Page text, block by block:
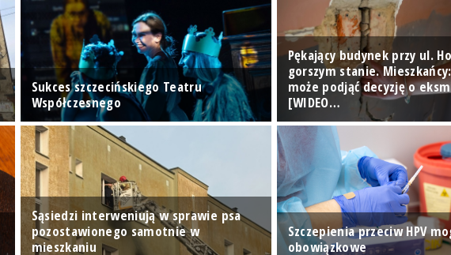
Sukces szczecińskiego Teatru
Współczesnego
Pękający budynek przy ul.
gorszym stanie.
może podjąć decyzję o
[WIDEO…
Sąsiedzi interweniują w sprawie psa
pozostawionego samotnie w
mieszkaniu
Szczepienia przeciw HPV
obowiązkowe